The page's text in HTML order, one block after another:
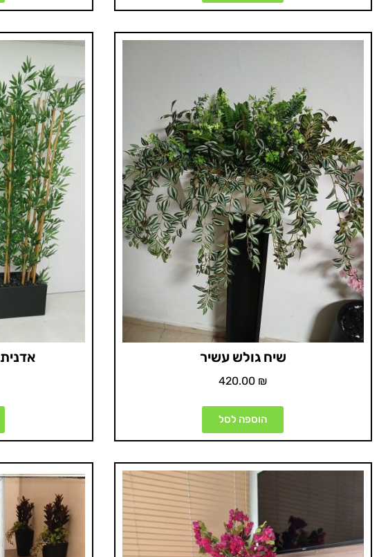
שיח גולש עשיר
420.00 ₪
הוספה לסל
אדנית 80/30 קני במבוק